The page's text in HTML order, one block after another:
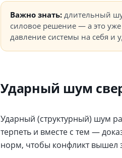
Важно знать: длительный
силовое решение — а это уже
давление системы на себя и
Ударный шум
Ударный (структурный) шум
терпеть и вместе с тем —
норм, чтобы конфликт вышел